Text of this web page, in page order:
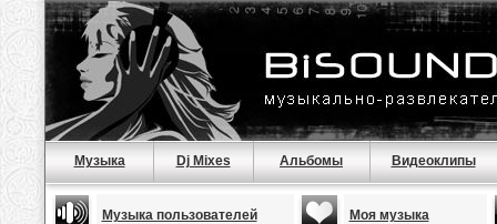
Музыка Dj Mixes Альбомы Видеоклипы
Музыка пользователей Моя музыка